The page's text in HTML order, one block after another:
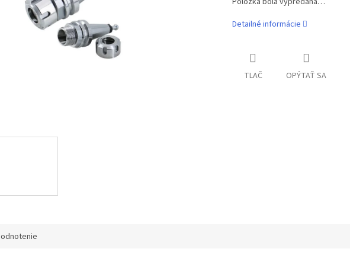
Detailné informácie
TLAČ OPÝTAŤ SA